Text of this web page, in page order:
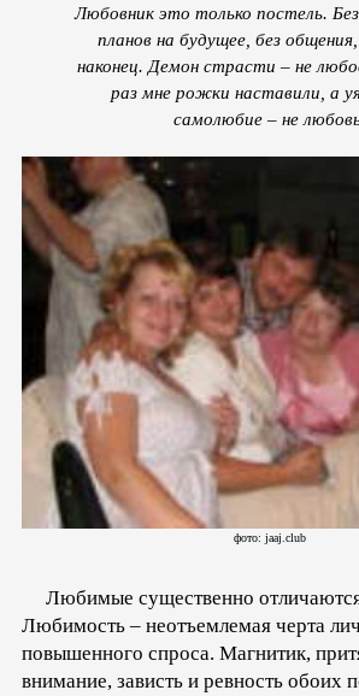
Любовник это только постель.
планов на будущее, без
наконец. Демон страсти – не
раз мне рожки наставили, а
самолюбие – не
фото: jaaj.club
Любимые существенно
Любимость – неотъемлемая черта
повышенного спроса. Магнитик,
внимание, зависть и ревность обоих